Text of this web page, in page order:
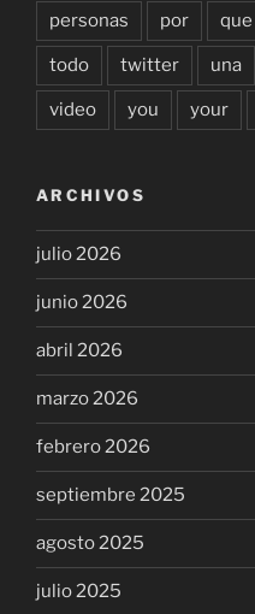
personas por que
todo twitter una
video you your
ARCHIVOS
julio 2026
junio 2026
abril 2026
marzo 2026
febrero 2026
septiembre 2025
agosto 2025
julio 2025